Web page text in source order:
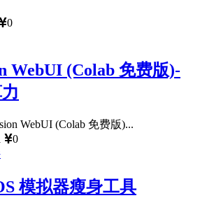
0
WebUI (Colab 免费版)-
WebUI (Colab 免费版)...
0
模拟器瘦身工具